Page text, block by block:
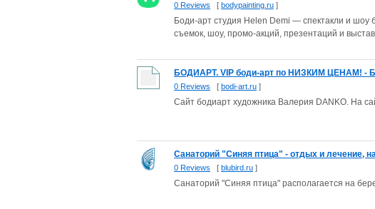
0 Reviews [ bodypainting.ru ]
Боди-арт студия Helen Demi — спектакли и
съемок, шоу, промо-акций, презентаций и
БОДИАРТ. VIP боди-арт по НИЗКИМ ЦЕНАМ! -
0 Reviews [ bodi-art.ru ]
Сайт бодиарт художника Валерия DANKO. На
Санаторий "Синяя птица" - отдых и лечение,
0 Reviews [ blubird.ru ]
Санаторий "Синяя птица" располагается на